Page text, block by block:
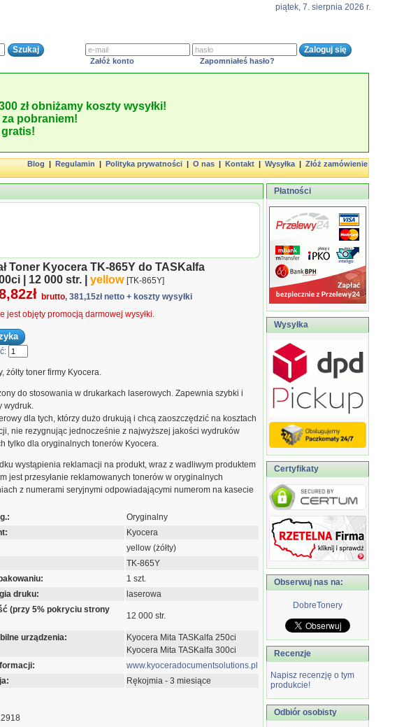
piątek, 7. sierpnia 2026 r.
Załóż konto Zapomniałeś hasło?
zł obniżamy koszty wysyłki!
za pobraniem!
Blog|Regulamin|Polityka prywatności|O nas|Kontakt|Wysyłka|Złóż zamówienie
Toner Kyocera TK-865Y do TASKalfa
| 12 000 str. | yellow [TK-865Y]
brutto, 381,15zł netto + koszty wysyłki
jest objęty promocją darmowej wysyłki.
żółty toner firmy Kyocera.
do stosowania w drukarkach laserowych. Zapewnia szybki i
wydruk.
dla tych, którzy dużo drukują i chcą zaoszczędzić na kosztach
nie rezygnując jednocześnie z najwyższej jakości wydruków
tylko dla oryginalnych tonerów Kyocera.
wystąpienia reklamacji na produkt, wraz z wadliwym produktem
jest przesyłanie reklamowanych tonerów w oryginalnych
z numerami seryjnymi odpowiadającymi numerom na kasecie
Oryginalny
Kyocera
yellow (żółty)
TK-865Y
1 szt.
druku:
laserowa
(przy 5% pokryciu strony
12 000 str.
urządzenia:
Kyocera Mita TASKalfa 250ci
Kyocera Mita TASKalfa 300ci
www.kyoceradocumentsolutions.pl
Rękojmia - 3 miesiące
Płatności
Wysyłka
Certyfikaty
Obserwuj nas na:
DobreTonery
Recenzje
Napisz recenzję o tym
produkcie!
Odbiór osobisty